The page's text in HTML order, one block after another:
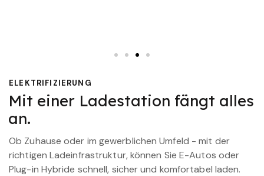
ELEKTRIFIZIERUNG
Mit einer Ladestation fängt alles
an.
Ob Zuhause oder im gewerblichen Umfeld - mit der
richtigen Ladeinfrastruktur, können Sie E-Autos oder
Plug-in Hybride schnell, sicher und komfortabel laden.